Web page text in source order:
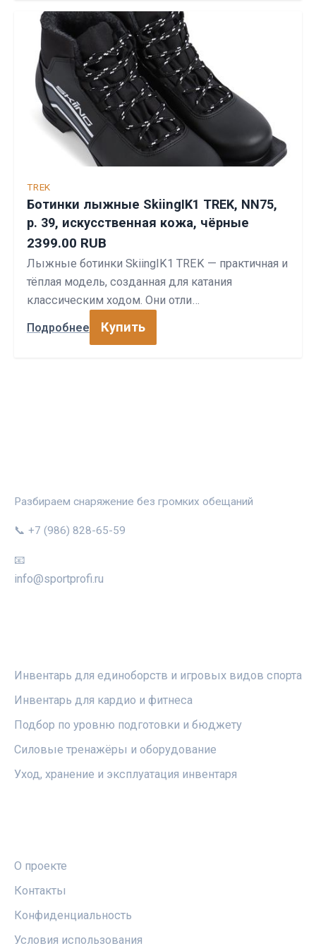
TREK
Ботинки лыжные SkiingIK1 TREK, NN75,
р. 39, искусственная кожа, чёрные
2399.00 RUB
Лыжные ботинки SkiingIK1 TREK — практичная и
тёплая модель, созданная для катания
классическим ходом. Они отли…
Подробнее Купить
Разбираем снаряжение без громких обещаний
📞 +7 (986) 828-65-59
📧
info@sportprofi.ru
Инвентарь для единоборств и игровых видов спорта
Инвентарь для кардио и фитнеса
Подбор по уровню подготовки и бюджету
Силовые тренажёры и оборудование
Уход, хранение и эксплуатация инвентаря
О проекте
Контакты
Конфиденциальность
Условия использования